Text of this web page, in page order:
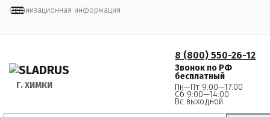
Организационная информация
Г. ХИМКИ
8 (800) 550-26-12
Звонок по РФ
бесплатный
Пн—Пт 9:00—17:00
Сб 9:00—14:00
Вс выходной